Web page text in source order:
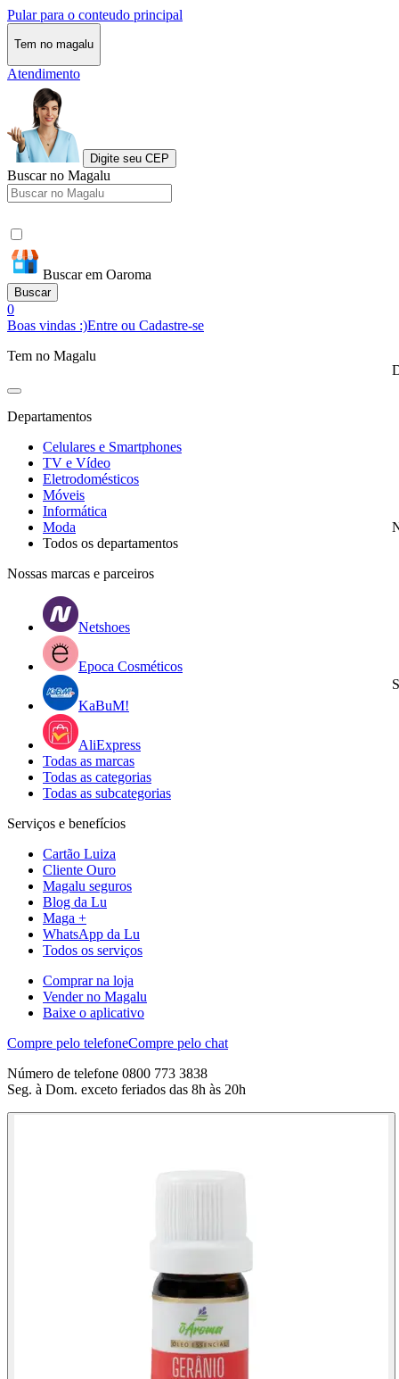
Pular para o conteudo principal
Tem no magalu
Atendimento
Digite seu CEP
Buscar no Magalu
Buscar em Oaroma
Buscar
0
Boas vindas :)Entre ou Cadastre-se
Tem no Magalu
Departamentos
Celulares e Smartphones
TV e Vídeo
Eletrodomésticos
Móveis
Informática
Moda
Todos os departamentos
Nossas marcas e parceiros
Netshoes
Epoca Cosméticos
KaBuM!
AliExpress
Todas as marcas
Todas as categorias
Todas as subcategorias
Serviços e benefícios
Cartão Luiza
Cliente Ouro
Magalu seguros
Blog da Lu
Maga +
WhatsApp da Lu
Todos os serviços
Comprar na loja
Vender no Magalu
Baixe o aplicativo
Compre pelo telefoneCompre pelo chat
Número de telefone 0800 773 3838
Seg. à Dom. exceto feriados das 8h às 20h